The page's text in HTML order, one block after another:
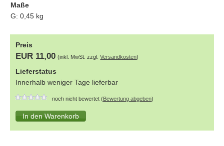
Maße
G:0,45 kg
Preis
EUR 11,00 (inkl. MwSt. zzgl.Versandkosten)
Lieferstatus
Innerhalb weniger Tage lieferbar
noch nicht bewertet (Bewertung abgeben)